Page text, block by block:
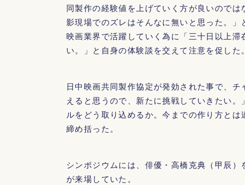
同製作の経験値を上げていく方が良いので
影現場でのズレはそんなに無いと思った。
映画業界で活躍していく為に「三十日以上
い。」と自身の体験談を交えて注意を促した。
日中映画共同製作協定が発効された事で、
えると思うので、新たに挑戦していきたい
ルをどう取り込めるか。今までの作り方と
締め括った。
シンポジウムには、俳優・高橋克典（甲辰
が来場していた。